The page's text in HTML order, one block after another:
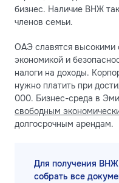
бизнес. Наличие ВНЖ
членов семьи.
ОАЭ славятся высокими
экономикой и
налоги на доходы.
нужно платить при
000. Бизнес-среда в
свободным
долгосрочным арендам.
Для получения ВНЖ
собрать все